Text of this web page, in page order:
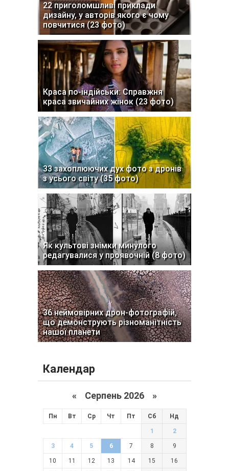
22 приголомшливі приклади
дизайну, у авторів якого є чому
повчитися (23 фото)
Краса по-індійськи: Справжня
краса звичайних жінок (23 фото)
33 захоплюючих дух фото з дронів
з усього світу (35 фото)
Як культові знімки минулого
редагувалися у проявочній (8 фото)
36 неймовірних дрон-фотографій,
що демонструють різноманітність
нашої планети
Календар
« Серпень 2026 »
Пн Вт Ср Чт Пт Сб Нд
1 2
3 4 5 6 7 8 9
10 11 12 13 14 15 16